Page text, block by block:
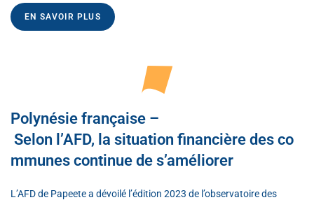
EN SAVOIR PLUS
Polynésie française –
Selon l’AFD, la situation financière des co
mmunes continue de s’améliorer
L’AFD de Papeete a dévoilé l’édition 2023 de l’observatoire des